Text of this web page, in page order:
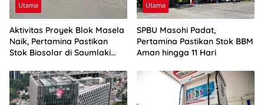
Utama
Aktivitas Proyek Blok Masela
Naik, Pertamina Pastikan
Stok Biosolar di Saumlaki
Utama
SPBU Masohi Padat,
Pertamina Pastikan Stok BBM
Aman hingga 11 Hari